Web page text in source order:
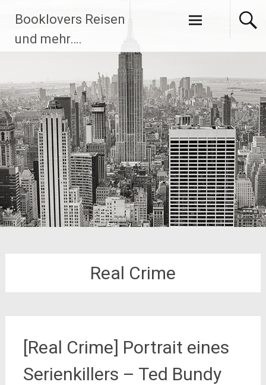
Inhalt
springen
Booklovers Reisen
und mehr….
Real Crime
[Real Crime] Portrait eines
Serienkillers – Ted Bundy